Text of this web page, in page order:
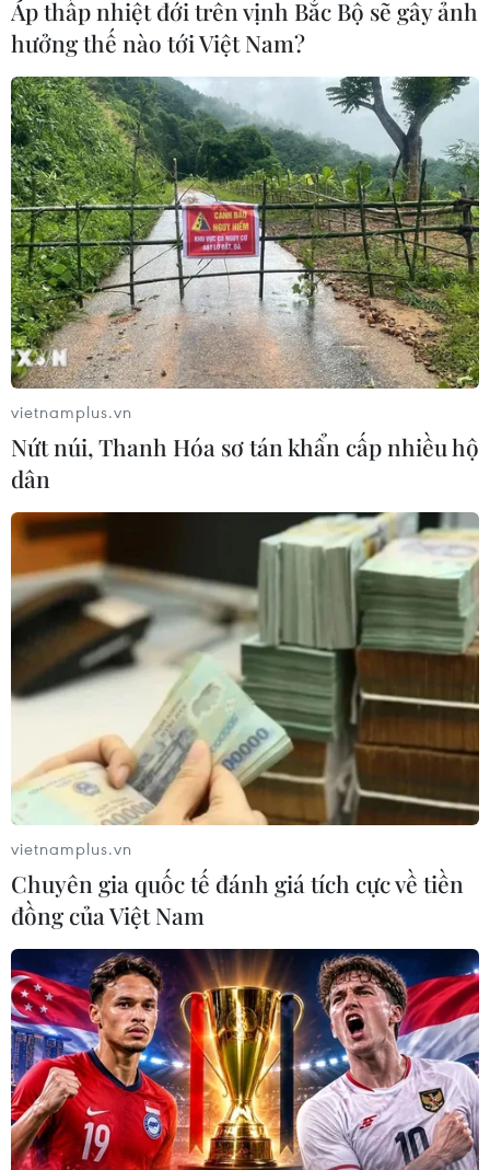
Vĩnh Phúc: Trẻ sơ sinh tử vong sau khi
tiêm vaccine viêm gan B
10/09/2023 14:18
Cặp song sinh có biểu hiện tím tái, xuất hiện khó thở
sau khi được tiêm phòng vaccine viêm gan B tại Bệnh
viện Sản Nhi tỉnh Vĩnh Phúc, sau đó một bé đã tử vong.
Tuyệt đối không để xảy ra tình trạng chủ
quan sau khi tiêm vaccine
05/11/2021 15:01
Phó Thủ tướng yêu cầu Bộ TT-TT tăng cường truyền
thông nhấn mạnh yêu cầu tiếp tục thực hiện nghiêm giải
pháp 5K đối với cá nhân và thực hiện an toàn với dịch
COVID-19 đối với DN ngay cả sau khi tiêm.
Áp thấp nhiệt đới trên vịnh Bắc Bộ sẽ gây ảnh
hưởng thế nào tới Việt Nam?
vietnamplus.vn
Nứt núi, Thanh Hóa sơ tán khẩn cấp nhiều hộ
dân
vietnamplus.vn
Chuyên gia quốc tế đánh giá tích cực về tiền
đồng của Việt Nam